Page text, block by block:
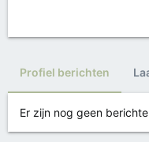
Profiel berichten
Er zijn nog geen